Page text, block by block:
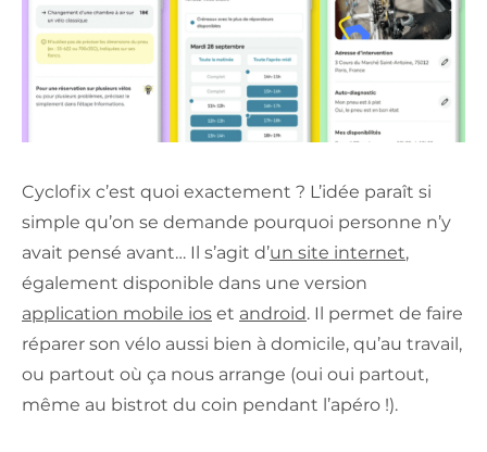
Cyclofix c’est quoi exactement ? L’idée paraît si
simple qu’on se demande pourquoi personne n’y
avait pensé avant… Il s’agit d’un site internet,
également disponible dans une version
application mobile ios et android. Il permet de faire
réparer son vélo aussi bien à domicile, qu’au travail,
ou partout où ça nous arrange (oui oui partout,
même au bistrot du coin pendant l’apéro !).